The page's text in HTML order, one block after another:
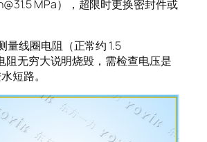
MPa），超限时更换密封件或
量线圈电阻（正常约 1.5
阻无穷大说明烧毁，需检查电压是
短路。